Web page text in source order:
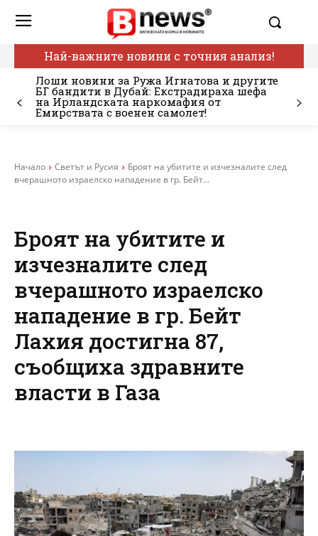
Най-важните новини с точния анализ!
Лоши новини за Ружа Игнатова и другите
БГ бандити в Дубай: Екстрадираха шефа
на Ирландската наркомафия от
Емирствата с военен самолет!
Начало Светът и Русия
Броят на убитите и изчезналите след
вчерашното израелско нападение в гр. Бейт...
Броят на убитите и
изчезналите след
вчерашното израелско
нападение в гр. Бейт
Лахия достигна 87,
съобщиха здравните
власти в Газа